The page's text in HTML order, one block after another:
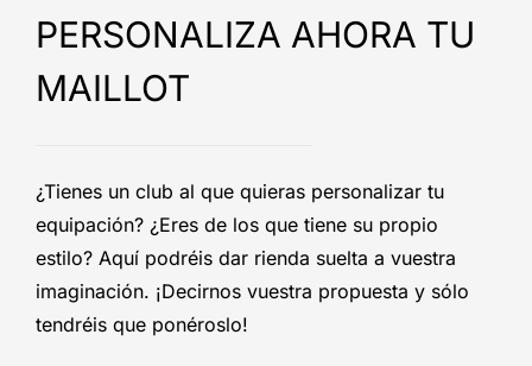
PERSONALIZA AHORA TU
MAILLOT
¿Tienes un club al que quieras personalizar tu
equipación? ¿Eres de los que tiene su propio
estilo? Aquí podréis dar rienda suelta a vuestra
imaginación. ¡Decirnos vuestra propuesta y sólo
tendréis que ponéroslo!